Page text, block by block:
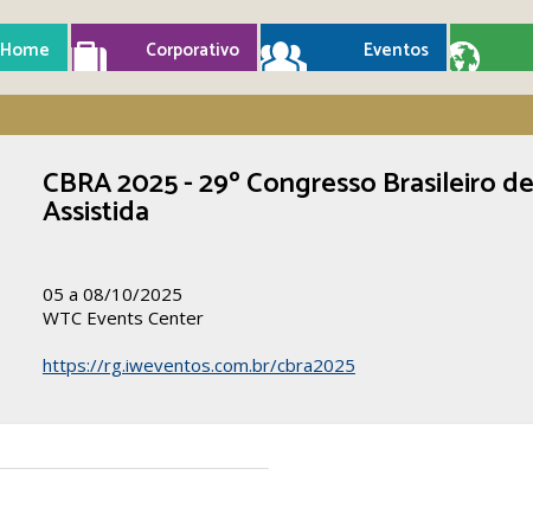
Home Corporativo Eventos
CBRA 2025 - 29º Congresso Brasileiro
Assistida
05 a 08/10/2025
WTC Events Center
https://rg.iweventos.com.br/cbra2025